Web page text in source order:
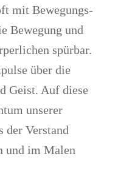
mit Bewegungs-
Bewegung und
spürbar.
über die
Geist. Auf diese
unserer
der Verstand
und im Malen